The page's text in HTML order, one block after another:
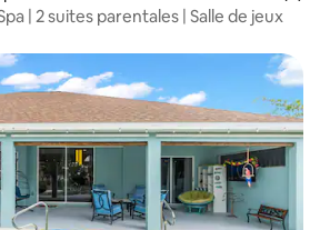
| 2 suites parentales | Salle de jeux